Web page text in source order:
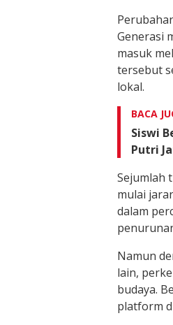
Generasi
masuk
tersebut
lokal.
BACA
Siswi
Putri
Sejumlah
mulai
dalam
Namun
lain,
budaya.
platform